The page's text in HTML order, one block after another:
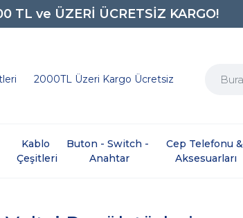
0850 242 0734
2000TL Üzeri Kargo Ücretsiz
Kablo
Çeşitleri
Buton - Switch -
Anahtar
Cep Telefonu &
Aksesuarları